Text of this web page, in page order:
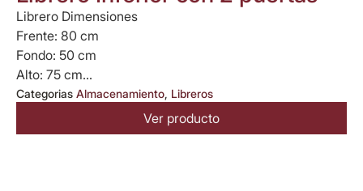
Librero Dimensiones
Frente: 80 cm
Fondo: 50 cm
Alto: 75 cm...
Categorias Almacenamiento, Libreros
Ver producto